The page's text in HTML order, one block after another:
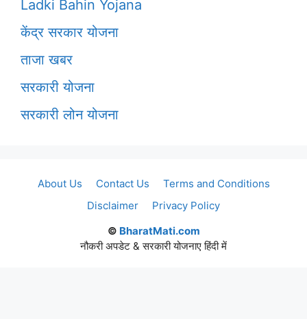
Ladki Bahin Yojana
केंद्र सरकार योजना
ताजा खबर
सरकारी योजना
सरकारी लोन योजना
About Us Contact Us
Terms and Conditions
Disclaimer
Privacy Policy
© BharatMati.com
नौकरी अपडेट & सरकारी योजनाए हिंदी में